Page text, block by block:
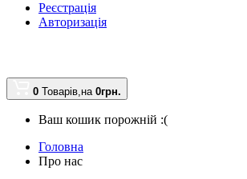
Реєстрація
Авторизація
0 Товарів,на 0грн.
Ваш кошик порожній :(
Головна
Про нас